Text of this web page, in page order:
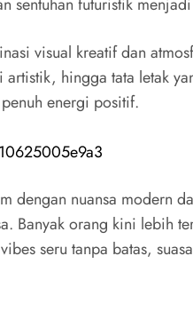
visual kreatif dan
hingga tata letak
energi positif.
dengan nuansa modern
Banyak orang kini lebih
seru tanpa batas,